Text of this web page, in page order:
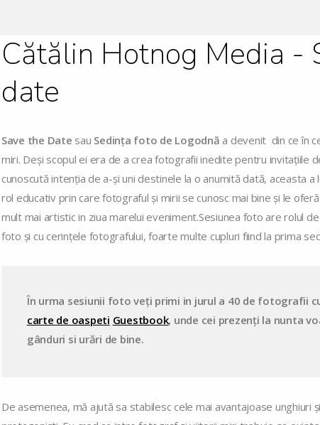
Cătălin Hotnog Media -
date
Save the Date sau Sedința foto de Logodnă a devenit din ce în
miri. Deși scopul ei era de a crea fotografii inedite pentru invitațiile
cunoscută intenția de a-și uni destinele la o anumită dată, aceasta
rol educativ prin care fotograful și mirii se cunosc mai bine și le
mult mai artistic in ziua marelui eveniment.Sesiunea foto are rolul
foto și cu cerințele fotografului, foarte multe cupluri fiind la prima
În urma sesiunii foto veți primi in jurul a 40 de fotografii
carte de oaspeti Guestbook, unde cei prezenți la nunta
gânduri si urări de bine.
De asemenea, mă ajută sa stabilesc cele mai avantajoase unghiuri